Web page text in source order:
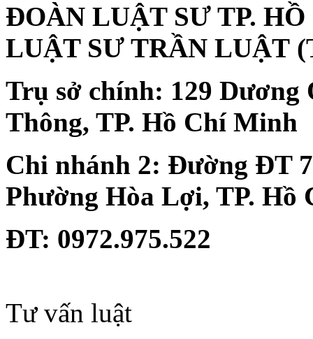
ĐOÀN LUẬT SƯ TP.
LUẬT SƯ TRẦN LUẬT
Trụ sở chính: 129 Dương
Thông, TP. Hồ Chí Minh
Chi nhánh 2: Đường ĐT
Phường Hòa Lợi, TP. Hồ
ĐT: 0972.975.522
Tư vấn luật